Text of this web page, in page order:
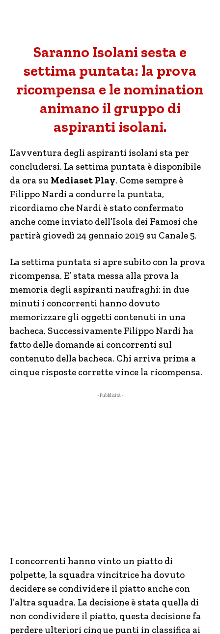
Saranno Isolani sesta e
settima puntata: la prova
ricompensa e le nomination
animano il gruppo di
aspiranti isolani.
L’avventura degli aspiranti isolani sta per
concludersi. La settima puntata è disponibile
da ora su Mediaset Play. Come sempre è
Filippo Nardi a condurre la puntata,
ricordiamo che Nardi è stato confermato
anche come inviato dell’Isola dei Famosi che
partirà giovedì 24 gennaio 2019 su Canale 5.
La settima puntata si apre subito con la prova
ricompensa. E’ stata messa alla prova la
memoria degli aspiranti naufraghi: in due
minuti i concorrenti hanno dovuto
memorizzare gli oggetti contenuti in una
bacheca. Successivamente Filippo Nardi ha
fatto delle domande ai concorrenti sul
contenuto della bacheca. Chi arriva prima a
cinque risposte corrette vince la ricompensa.
- Pubblicità -
I concorrenti hanno vinto un piatto di
polpette, la squadra vincitrice ha dovuto
decidere se condividere il piatto anche con
l’altra squadra. La decisione è stata quella di
non condividere il piatto, questa decisione fa
perdere ulteriori cinque punti in classifica ai